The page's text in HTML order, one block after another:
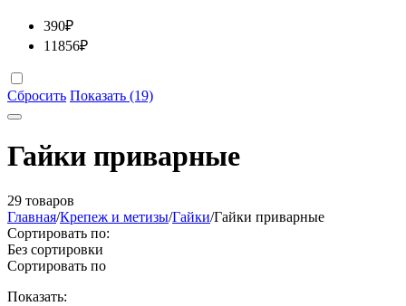
390₽
11856₽
Сбросить Показать (19)
Гайки приварные
29 товаров
Главная/Крепеж и метизы/Гайки/Гайки приварные
Сортировать по:
Без сортировки
Сортировать по
Показать: